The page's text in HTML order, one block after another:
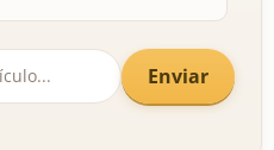
Enviar